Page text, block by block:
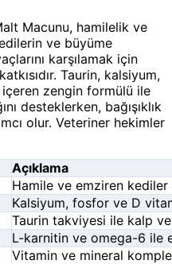
Macunu, hamilelik ve
ve büyüme
karşılamak için
Taurin, kalsiyum,
zengin formülü ile
desteklerken, bağışıklık
olur. Veteriner hekimler
Açıklama
Hamile ve emziren kediler
Kalsiyum, fosfor ve D
Taurin takviyesi ile kalp ve
L-karnitin ve omega-6 ile
Vitamin ve mineral